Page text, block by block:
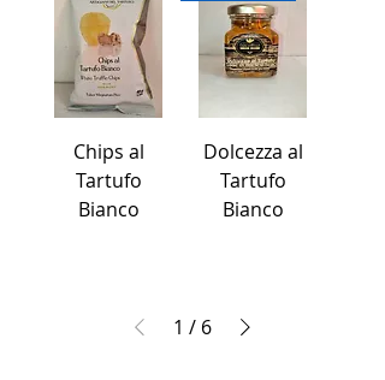
Chips al
Tartufo
Bianco
Dolcezza al
Tartufo
Bianco
1 / 6